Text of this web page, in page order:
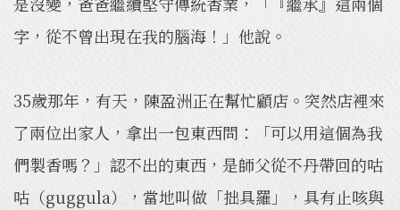
字，從不曾出現在我的腦海！」他說。
35歲那年，有天，陳盈洲正在幫忙顧店。突然店裡來
了兩位出家人，拿出一包東西問：「可以用這個為我
們製香嗎？」認不出的東西，是師父從不丹帶回的咕
咕（guggula），當地叫做「拙具羅」，具有止咳與